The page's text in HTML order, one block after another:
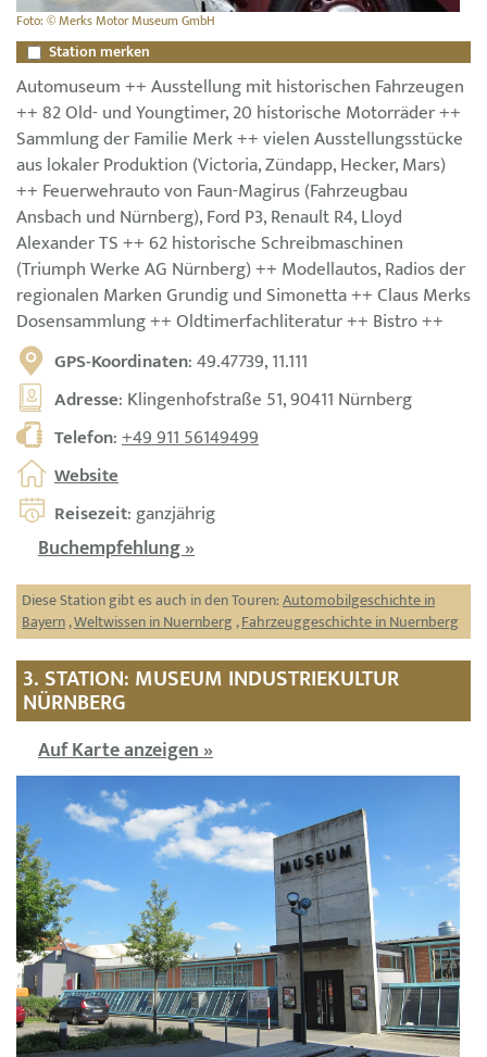
Foto: © Merks Motor Museum GmbH
Station merken
Automuseum ++ Ausstellung mit historischen Fahrzeugen
++ 82 Old- und Youngtimer, 20 historische Motorräder ++
Sammlung der Familie Merk ++ vielen Ausstellungsstücke
aus lokaler Produktion (Victoria, Zündapp, Hecker, Mars)
++ Feuerwehrauto von Faun-Magirus (Fahrzeugbau
Ansbach und Nürnberg), Ford P3, Renault R4, Lloyd
Alexander TS ++ 62 historische Schreibmaschinen
(Triumph Werke AG Nürnberg) ++ Modellautos, Radios der
regionalen Marken Grundig und Simonetta ++ Claus Merks
Dosensammlung ++ Oldtimerfachliteratur ++ Bistro ++
GPS-Koordinaten: 49.47739, 11.111
Adresse: Klingenhofstraße 51, 90411 Nürnberg
Telefon:+49 911 56149499
Website
Reisezeit: ganzjährig
Buchempfehlung »
Diese Station gibt es auch in den Touren:Automobilgeschichte in
Bayern,Weltwissen in Nuernberg ,Fahrzeuggeschichte in Nuernberg
3. STATION: MUSEUM INDUSTRIEKULTUR
NÜRNBERG
Auf Karte anzeigen »